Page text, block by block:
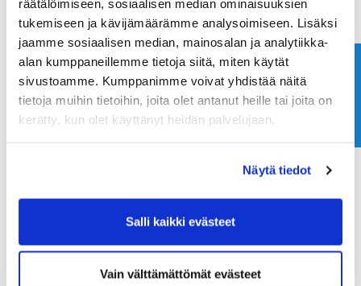
räätälöimiseen, sosiaalisen median ominaisuuksien
tukemiseen ja kävijämäärämme analysoimiseen. Lisäksi
jaamme sosiaalisen median, mainosalan ja analytiikka-
alan kumppaneillemme tietoja siitä, miten käytät
sivustoamme. Kumppanimme voivat yhdistää näitä
tietoja muihin tietoihin, joita olet antanut heille tai joita on
kerätty, kun olet käyttänyt heidän palvelujaan.
Näytä tiedot
Salli kaikki evästeet
Vain välttämättömät evästeet
​​​​​​​Jussi Kivi
​​​​​​​Maarit Vaalamo
Joni Alasaari
​​​​​​​Janne Mäkelä
​​​​​​​Tero Vihavainen
Mikko Vaalamo
Minttu Stackelberg-Tatarinov
​​​​​​​Virve Rosti